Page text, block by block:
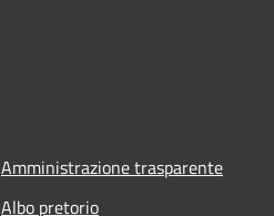
Amministrazione trasparente
Albo pretorio